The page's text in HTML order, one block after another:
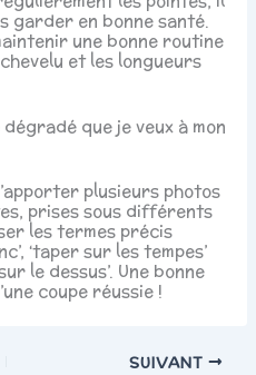
garder en bonne santé.
une bonne routine
et les longueurs
que je veux à mon
plusieurs photos
prises sous différents
les termes précis
‘taper sur les tempes’
le dessus’. Une bonne
coupe réussie !
SUIVANT